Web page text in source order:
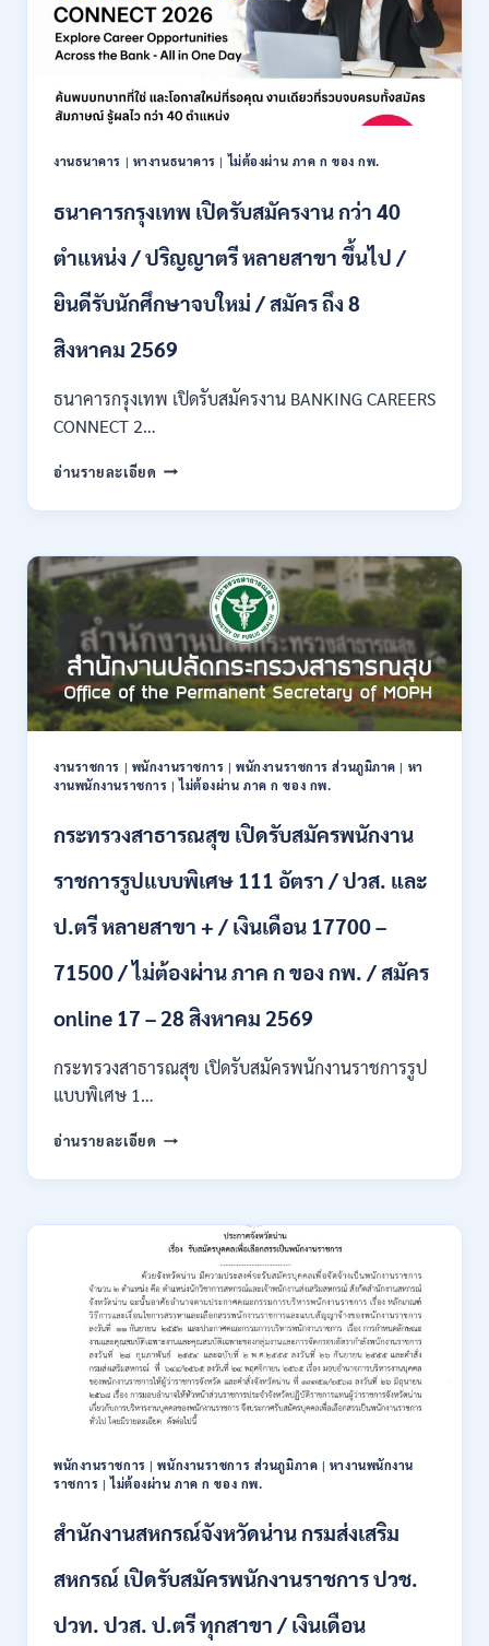
ทุก
สาขา
/
ไม่
ต้อง
กพ.
เงิน
18,150
สมัคร
–
งานธนาคาร | หางานธนาคาร |ไม่ต้องผ่าน ภาค ก ของ กพ.
ธนาคารกรุงเทพ เปิดรับสมัครงาน กว่า 40
ตำแหน่ง / ปริญญาตรี หลายสาขา ขึ้นไป /
ยินดีรับนักศึกษาจบใหม่ / สมัคร ถึง 8
สิงหาคม 2569
ธนาคารกรุงเทพ เปิดรับสมัครงาน BANKING CAREERS
CONNECT 2…
อ่านรายละเอียด ธนาคาร
เปิด
สมัคร
งาน
40
ตำแหน่ง
/
ปริญญา
ตรี
หลาย
ขึ้น
ไป
ยินดี
นักศึกษา
ใหม่
สมัคร
8
งานราชการ | พนักงานราชการ |พนักงานราชการ ส่วนภูมิภาค | หา
งานพนักงานราชการ |ไม่ต้องผ่าน ภาค ก ของ กพ.
กระทรวงสาธารณสุข เปิดรับสมัครพนักงาน
ราชการรูปแบบพิเศษ 111 อัตรา / ปวส. และ
ป.ตรี หลายสาขา + / เงินเดือน 17700 –
71500 / ไม่ต้องผ่าน ภาค ก ของ กพ. / สมัคร
online 17 – 28 สิงหาคม 2569
กระทรวงสาธารณสุข เปิดรับสมัครพนักงานราชการรูป
แบบพิเศษ 1…
อ่านรายละเอียด กระทรวง
เปิด
สมัคร
พนักงาน
ราชการ
รูป
แบบ
พิเศษ
111
อัตรา
/
ปวส.
ป.ตรี
หลาย
+
เงิน
17700
–
พนักงานราชการ |พนักงานราชการ ส่วนภูมิภาค | หางานพนักงาน
ราชการ |ไม่ต้องผ่าน ภาค ก ของ กพ.
สำนักงานสหกรณ์จังหวัดน่าน กรมส่งเสริม
สหกรณ์ เปิดรับสมัครพนักงานราชการ ปวช.
ปวท. ปวส. ป.ตรี ทุกสาขา / เงินเดือน